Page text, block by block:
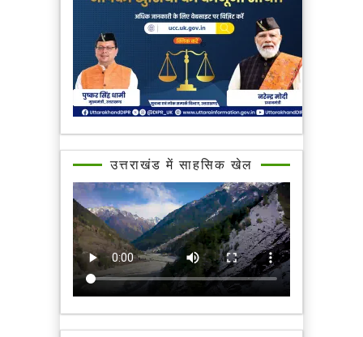
उत्तराखंड में साहसिक खेल